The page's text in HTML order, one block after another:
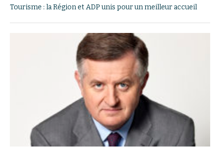
Tourisme : la Région et ADP unis pour un meilleur accueil